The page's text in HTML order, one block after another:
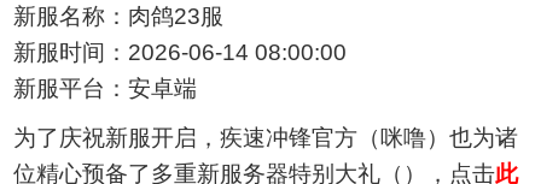
新服名称：肉鸽23服
新服时间：2026-06-14 08:00:00
新服平台：安卓端
为了庆祝新服开启，疾速冲锋官方（咪噜）也为诸
位精心预备了多重新服务器特别大礼（），点击此